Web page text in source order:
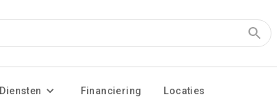
Diensten Financiering Locaties